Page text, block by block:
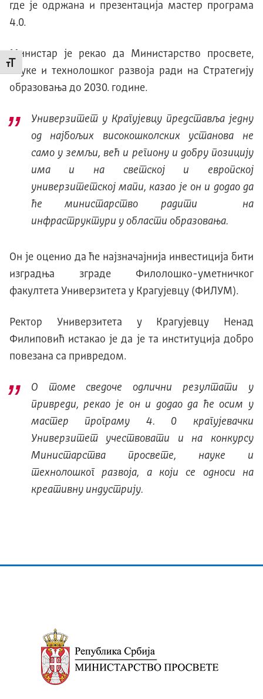
Промени величину слова
где је одржана и презентација мастер програма
4.0.
Министар је рекао да Министарство просвете,
науке и технолошког развоја ради на Стратегију
образовања до 2030. године.
Универзитет у Крагујевцу представља једну
од најбољих високошколских установа не
само у земљи, већ и региону и добру позицију
има и на светској и европској
универзитетској мапи, казао је он и додао да
ће министарство радити на
инфраструктури у области образовања.
Он је оценио да ће најзначајнија инвестиција бити
изградња зграде Филолошко-уметничког
факултета Универзитета у Крагујевцу (ФИЛУМ).
Ректор Универзитета у Крагујевцу Ненад
Филиповић истакао је да је та институција добро
повезана са привредом.
О томе сведоче одлични резултати у
привреди, рекао је он и додао да ће осим у
мастер програму 4. 0 крагујевачки
Универзитет учествовати и на конкурсу
Министарства просвете, науке и
технолошког развоја, а који се односи на
креативну индустрију.